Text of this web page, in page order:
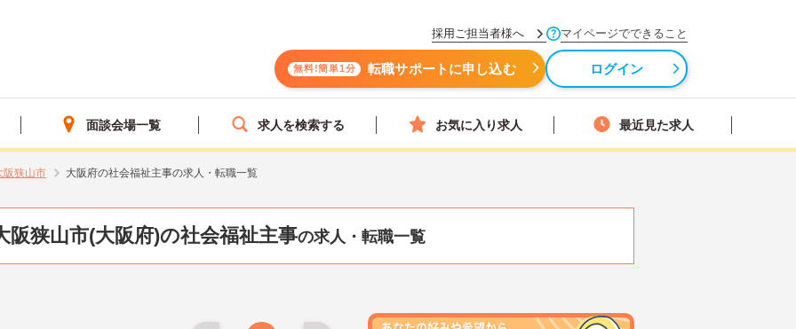
採用ご担当者様へ マイページでできること
無料!簡単1分 転職サポートに申し込む ログイン
面談会場一覧 求人を検索する お気に入り求人 最近見た求人
阪狭山市 大阪府の社会福祉主事の求人・転職一覧
阪狭山市(大阪府)の社会福祉主事の求人・転職一覧